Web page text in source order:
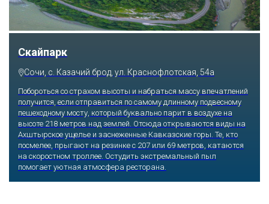
Скайпарк
Сочи, с. Казачий брод, ул. Краснофлотская, 54а
Побороться со страхом высоты и набраться массу впечатлений
получится, если отправиться по самому длинному подвесному
пешеходному мосту, который буквально парит в воздухе на
высоте 218 метров над землей. Отсюда открываются виды на
Ахштырское ущелье и заснеженные Кавказские горы. Те, кто
посмелее, прыгают на резинке с 207 или 69 метров, катаются
на скоростном троллее. Остудить экстремальный пыл
помогает уютная атмосфера ресторана.